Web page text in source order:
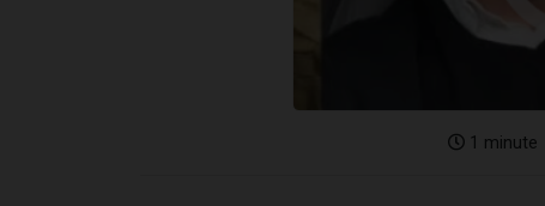
1 minute